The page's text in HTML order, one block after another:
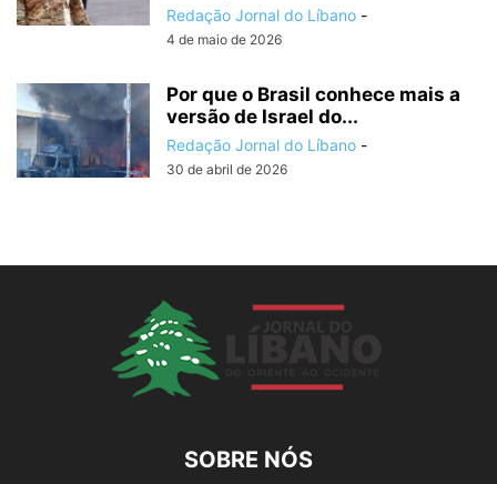
Redação Jornal do Líbano -
4 de maio de 2026
Por que o Brasil conhece mais a
versão de Israel do...
Redação Jornal do Líbano -
30 de abril de 2026
SOBRE NÓS